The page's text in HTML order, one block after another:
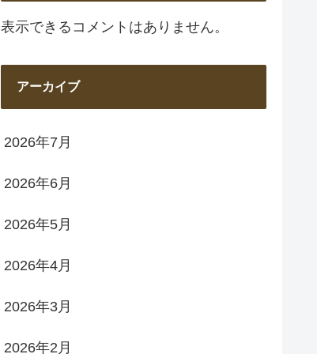
表示できるコメントはありません。
アーカイブ
2026年7月
2026年6月
2026年5月
2026年4月
2026年3月
2026年2月